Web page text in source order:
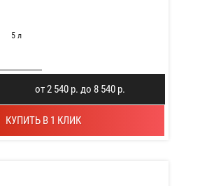
5 л
от 2 540 р. до 8 540 р.
КУПИТЬ В 1 КЛИК